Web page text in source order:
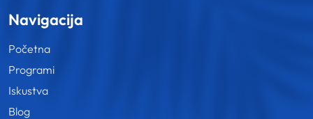
Navigacija
Početna
Programi
Iskustva
Blog